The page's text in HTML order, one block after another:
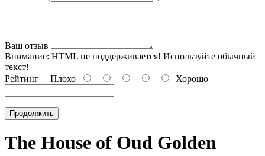
Ваш отзыв
Внимание: HTML не поддерживается! Используйте обычный
текст!
Рейтинг Плохо Хорошо
Продолжить
The House of Oud Golden